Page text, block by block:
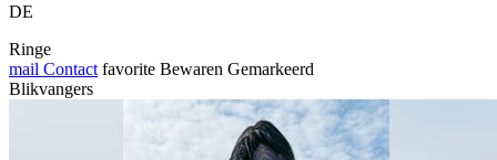
DE
Ringe
mail Contact favorite Bewaren Gemarkeerd
Blikvangers